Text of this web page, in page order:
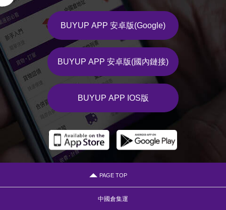
BUYUP APP 安卓版(Google)
BUYUP APP 安卓版(國內鏈接)
BUYUP APP IOS版
PAGE TOP
中國倉集運